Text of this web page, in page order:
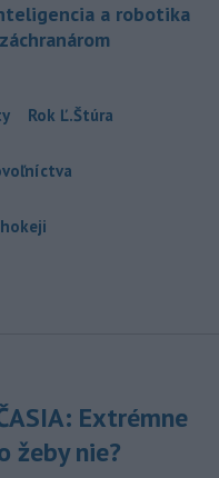
a robotika
Rok Ľ.Štúra
Extrémne
žeby nie?